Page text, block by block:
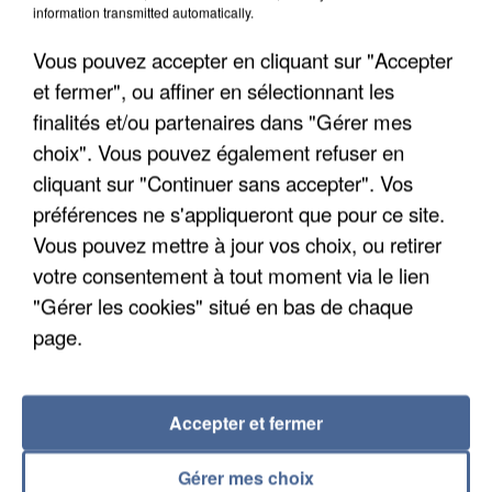
APRÈS TOUTES CES CANICULES, LES REFUGES
DE FAUNE SAUVAGE SONT...
information transmitted automatically.
Vous pouvez accepter en cliquant sur "Accepter
et fermer", ou affiner en sélectionnant les
finalités et/ou partenaires dans "Gérer mes
choix". Vous pouvez également refuser en
cliquant sur "Continuer sans accepter". Vos
préférences ne s'appliqueront que pour ce site.
Vous pouvez mettre à jour vos choix, ou retirer
votre consentement à tout moment via le lien
"Gérer les cookies" situé en bas de chaque
page.
Gérer mes choix
Accepter et fermer